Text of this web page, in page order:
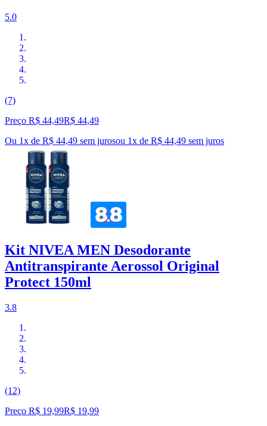
5.0
(7)
Preço R$ 44,49R$ 44,49
Ou 1x de R$ 44,49 sem jurosou 1x de R$ 44,49 sem juros
Kit NIVEA MEN Desodorante
Antitranspirante Aerossol Original
Protect 150ml
3.8
(12)
Preço R$ 19,99R$ 19,99